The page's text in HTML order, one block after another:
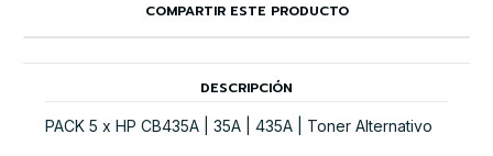
COMPARTIR ESTE PRODUCTO
DESCRIPCIÓN
PACK 5 x HP CB435A | 35A | 435A | Toner Alternativo